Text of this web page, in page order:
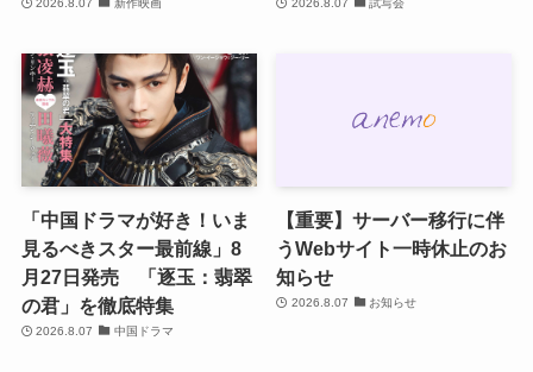
2026.8.07 新作映画 2026.8.07 試写会
「中国ドラマが好き！いま
見るべきスター最前線」8
月27日発売 「逐玉：翡翠
の君」を徹底特集
2026.8.07 中国ドラマ
【重要】サーバー移行に伴
うWebサイト一時休止のお
知らせ
2026.8.07 お知らせ